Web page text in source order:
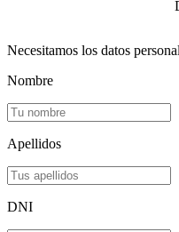
Necesitamos los datos
Nombre
Apellidos
DNI